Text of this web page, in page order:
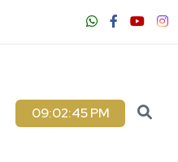
09:02:46 PM